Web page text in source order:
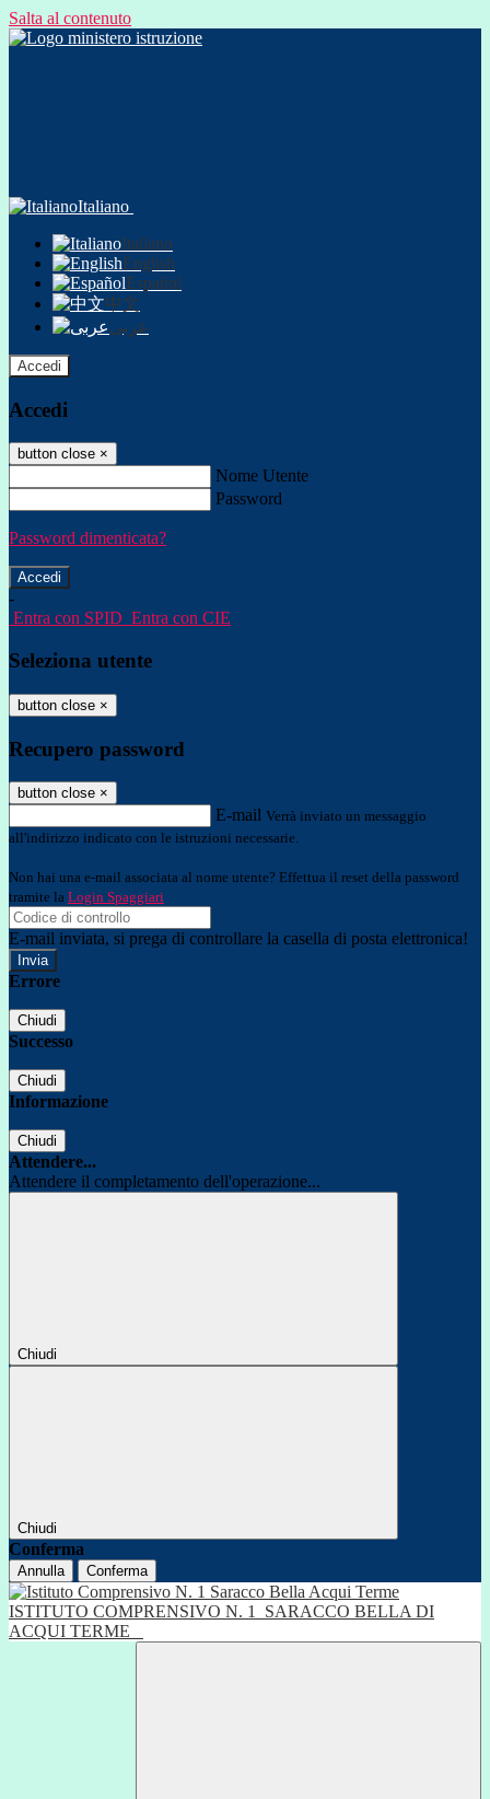
Salta al contenuto
Italiano
Italiano
English
Español
中文
عربى
Accedi
Accedi
button close ×
Nome Utente
Password
Password dimenticata?
-
Entra con SPID Entra con CIE
Seleziona utente
button close ×
Recupero password
button close ×
E-mail Verrà inviato un messaggio
all'indirizzo indicato con le istruzioni necessarie.
Non hai una e-mail associata al nome utente? Effettua il reset della password
tramite la Login Spaggiari
E-mail inviata, si prega di controllare la casella di posta elettronica!
Errore
Chiudi
Successo
Chiudi
Informazione
Chiudi
Attendere...
Attendere il completamento dell'operazione...
Chiudi
Chiudi
Conferma
Annulla Conferma
ISTITUTO COMPRENSIVO N. 1
SARACCO BELLA DI
ACQUI TERME